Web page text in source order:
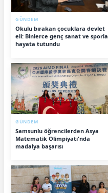
GÜNDEM
Okulu bırakan çocuklara devlet
eli: Binlerce genç sanat ve sporla
hayata tutundu
GÜNDEM
Samsunlu öğrencilerden Asya
Matematik Olimpiyatı'nda
madalya başarısı